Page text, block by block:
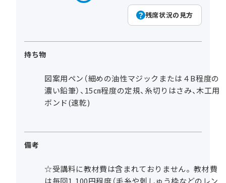
残席状況の見方
持ち物
図案用ペン（細めの油性マジックまたは４B程度の
濃い鉛筆）、15㎝程度の定規、糸切りはさみ、木工用
ボンド(速乾)
備考
☆受講料に教材費は含まれておりません。教材費